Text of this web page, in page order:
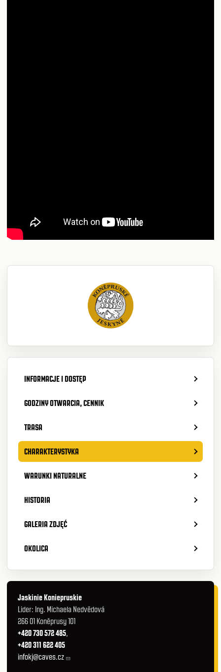
INFORMACJE I DOSTĘP
GODZINY OTWARCIA, CENNIK
TRASA
CHARAKTERYSTYKA
WARUNKI NATURALNE
HISTORIA
GALERIA ZDJĘĆ
OKOLICA
Jaskinie Koniepruskie
Lider: Ing. Michaela Nedvědová
266 01 Koněprusy 101
+420 730 572 485,
+420 311 622 405
infokj@caves.cz